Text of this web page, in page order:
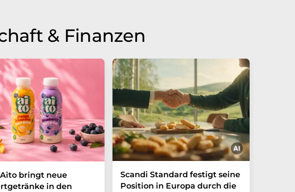
& Finanzen
Aito bringt neue
in den
Scandi Standard festigt seine
Position in Europa durch die